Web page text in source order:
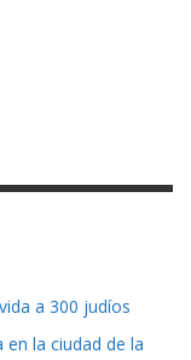
a 300 judíos
la ciudad de la